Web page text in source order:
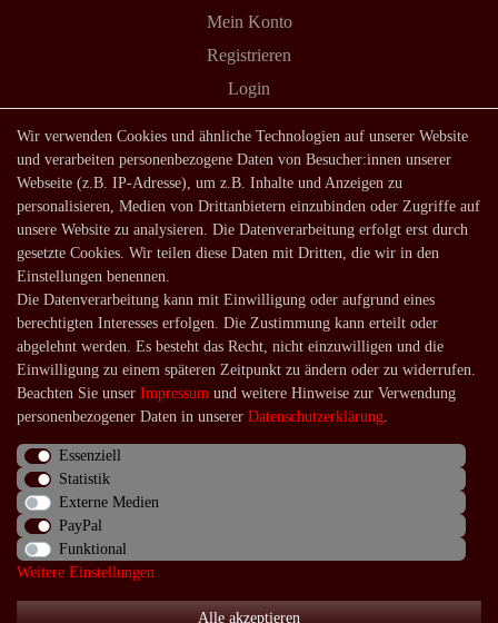
Mein Konto
Registrieren
Login
Shop
Lagerverkauf
Zahlungsarten
Versandarten und -kosten
Service
Kontakt
Häufige Fragen
Über uns
Impressum
Widerrufs­recht
Wir verwenden Cookies und ähnliche Technologien auf unserer Website
und verarbeiten personenbezogene Daten von Besucher:innen unserer
Webseite (z.B. IP-Adresse), um z.B. Inhalte und Anzeigen zu
personalisieren, Medien von Drittanbietern einzubinden oder Zugriffe auf
unsere Website zu analysieren. Die Datenverarbeitung erfolgt erst durch
gesetzte Cookies. Wir teilen diese Daten mit Dritten, die wir in den
Einstellungen benennen.
Die Datenverarbeitung kann mit Einwilligung oder aufgrund eines
berechtigten Interesses erfolgen. Die Zustimmung kann erteilt oder
abgelehnt werden. Es besteht das Recht, nicht einzuwilligen und die
Einwilligung zu einem späteren Zeitpunkt zu ändern oder zu widerrufen.
Beachten Sie unser Impressum und weitere Hinweise zur Verwendung
personenbezogener Daten in unserer Daten­schutz­erklärung.
Essenziell
Statistik
Externe Medien
PayPal
Funktional
Weitere Einstellungen
Alle akzeptieren